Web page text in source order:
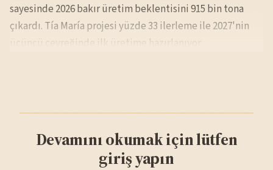
sayesinde 2026 bakır üretim beklentisini 915 bin tona
çıkardı. Tía María projesi yüzde 33 ilerleme ile 2027'nin
üçüncü çeyreğinde ilk üretime hazırlanıyor.
Devamını okumak için lütfen
giriş yapın